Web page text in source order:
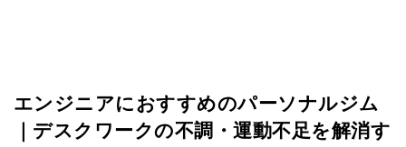
エンジニアにおすすめのパーソナルジム
｜デスクワークの不調・運動不足を解消す